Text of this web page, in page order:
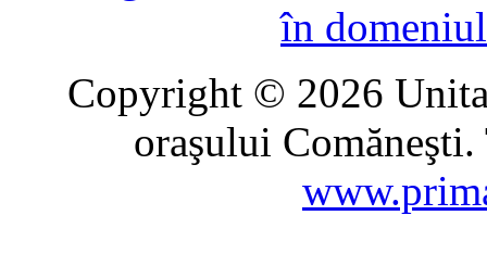
în
Copyright © 2026
oraşului